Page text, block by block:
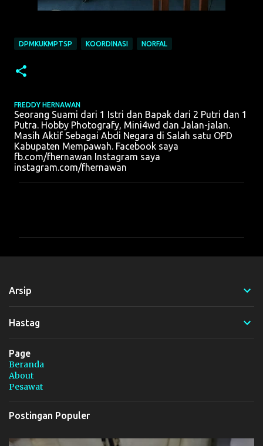
DPMKUKMPTSP KOORDINASI NORFAL
FREDDY HERNAWAN
Seorang Suami dari 1 Istri dan Bapak dari 2 Putri dan 1
Putra. Hobby Photografy, Mini4wd dan Jalan-jalan.
Masih Aktif Sebagai Abdi Negara di Salah satu OPD
Kabupaten Mempawah. Facebook saya
fb.com/fhernawan Instagram saya
instagram.com/fhernawan
Arsip
Hastag
Page
Beranda
About
Pesawat
Postingan Populer